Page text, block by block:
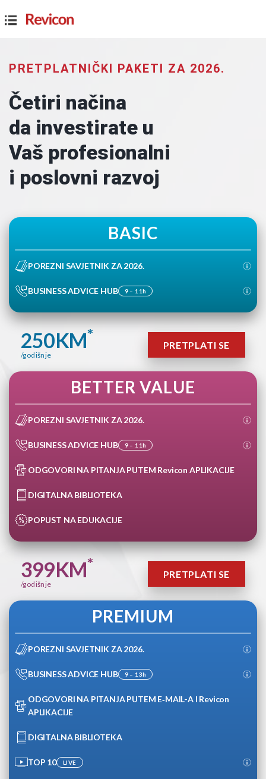
PRETPLATNIČKI PAKETI ZA 2026.
Četiri načina
da investirate u
Vaš profesionalni
i poslovni razvoj
BASIC
POREZNI SAVJETNIK ZA 2026.
BUSINESS ADVICE HUB 9 – 11h
250KM*
/godišnje
PRETPLATI SE
BETTER VALUE
POREZNI SAVJETNIK ZA 2026.
BUSINESS ADVICE HUB 9 – 11h
ODGOVORI NA PITANJA PUTEM Revicon APLIKACIJE
DIGITALNA BIBLIOTEKA
POPUST NA EDUKACIJE
399KM*
/godišnje
PRETPLATI SE
PREMIUM
POREZNI SAVJETNIK ZA 2026.
BUSINESS ADVICE HUB 9 – 13h
ODGOVORI NA PITANJA PUTEM E‑MAIL-A I Revicon
APLIKACIJE
DIGITALNA BIBLIOTEKA
TOP 10 LIVE